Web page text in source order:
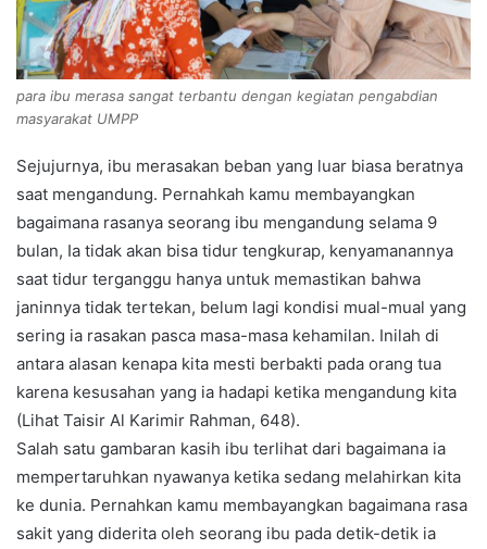
para ibu merasa sangat terbantu dengan kegiatan pengabdian
masyarakat UMPP
Sejujurnya, ibu merasakan beban yang luar biasa beratnya
saat mengandung. Pernahkah kamu membayangkan
bagaimana rasanya seorang ibu mengandung selama 9
bulan, Ia tidak akan bisa tidur tengkurap, kenyamanannya
saat tidur terganggu hanya untuk memastikan bahwa
janinnya tidak tertekan, belum lagi kondisi mual-mual yang
sering ia rasakan pasca masa-masa kehamilan. Inilah di
antara alasan kenapa kita mesti berbakti pada orang tua
karena kesusahan yang ia hadapi ketika mengandung kita
(Lihat Taisir Al Karimir Rahman, 648).
Salah satu gambaran kasih ibu terlihat dari bagaimana ia
mempertaruhkan nyawanya ketika sedang melahirkan kita
ke dunia. Pernahkan kamu membayangkan bagaimana rasa
sakit yang diderita oleh seorang ibu pada detik-detik ia